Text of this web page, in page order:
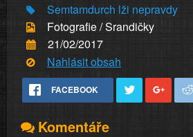
Semtamdurch lži nepravdy
Fotografie / Srandičky
21/02/2017
Nahlásit obsah
FACEBOOK
Komentáře